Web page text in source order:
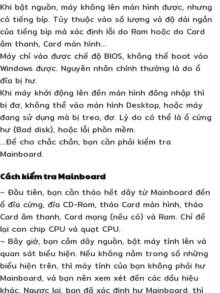
Khi bật nguồn, máy không lên màn hình được, nhưng
có tiếng bíp. Tùy thuộc vào số lượng và độ dài ngắn
của tiếng bíp mà xác định lỗi do Ram hoặc do Card
âm thanh, Card màn hình…
Máy chỉ vào được chế độ BIOS, không thể boot vào
Windows được. Nguyên nhân chính thường là do ổ
đĩa bị hư.
Khi máy khởi động lên đến màn hình đăng nhập thì
bị đơ, không thể vào màn hình Desktop, hoặc máy
đang sử dụng mà bị treo, đơ. Lý do có thể là ổ cứng
hư (Bad disk), hoặc lỗi phần mềm.
…Để cho chắc chắn, bạn cần phải kiểm tra
Mainboard.
Cách kiểm tra Mainboard
– Đầu tiên, bạn cần tháo hết dây từ Mainboard đến
ổ đĩa cứng, đĩa CD-Rom, tháo Card màn hình, tháo
Card âm thanh, Card mạng (nếu có) và Ram. Chỉ để
lại con chip CPU và quạt CPU.
– Bây giờ, bạn cắm dây nguồn, bật máy tính lên và
quan sát biểu hiện. Nếu không nằm trong số những
biểu hiện trên, thì máy tính của bạn không phải hư
Mainboard, và bạn nên xem xét đến các dấu hiệu
khác. Ngược lại, bạn đã xác định hư Mainboard, thì